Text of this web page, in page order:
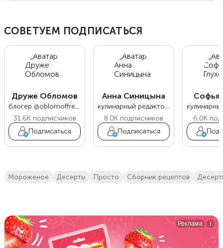
СОВЕТУЕМ ПОДПИСАТЬСЯ
Друже Обломов
блогер @oblomoffrecipe
31.6Kподписчиков
Подписаться
Анна Синицына
кулинарный редактор Food.ru
8.0K подписчиков
Подписаться
Софья
6.0K
мороженое десерты просто сборник рецептов